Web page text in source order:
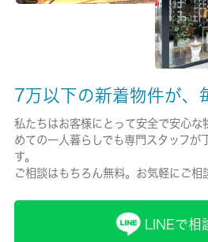
保険加入/料金
有/-
保険名/保険期間
-/-
7万以下の新着物件が、
私たちはお客様にとって安全で安心な
めての一人暮らしでも専門スタッフが
す。
ご相談はもちろん無料。お気軽にご相
LINEで相